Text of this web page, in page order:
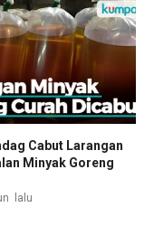
Cabut Larangan
Minyak Goreng
lalu